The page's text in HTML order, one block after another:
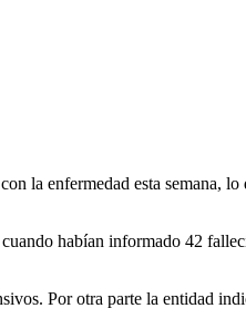
la enfermedad esta semana,
habían informado 42
Por otra parte la entidad